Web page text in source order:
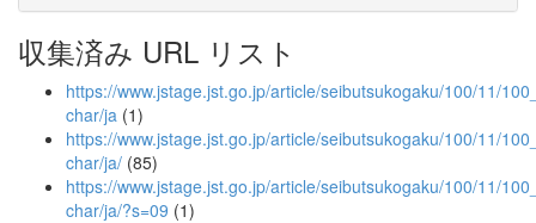
収集済み URL リスト
https://www.jstage.jst.go.jp/article/seibutsukogaku/100/11/
char/ja (1)
https://www.jstage.jst.go.jp/article/seibutsukogaku/100/11/
char/ja/ (85)
https://www.jstage.jst.go.jp/article/seibutsukogaku/100/11/
char/ja/?s=09 (1)